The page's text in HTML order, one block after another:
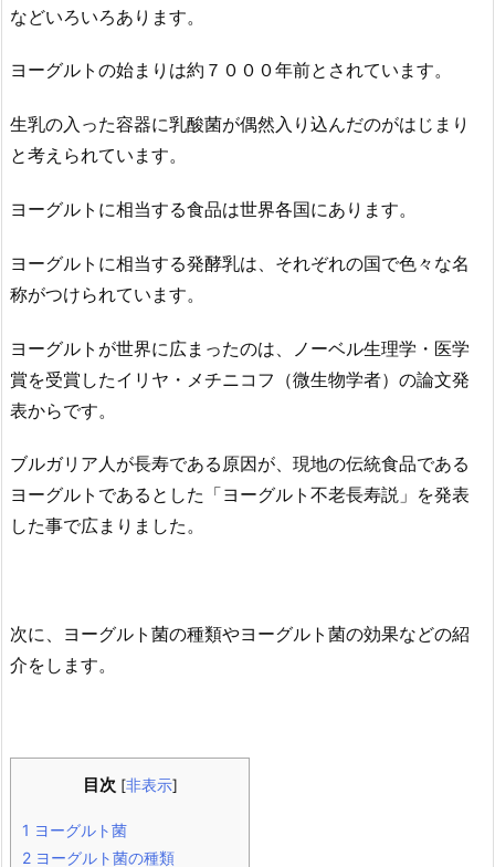
などいろいろあります。
ヨーグルトの始まりは約７０００年前とされています。
生乳の入った容器に乳酸菌が偶然入り込んだのがはじまり
と考えられています。
ヨーグルトに相当する食品は世界各国にあります。
ヨーグルトに相当する発酵乳は、それぞれの国で色々な名
称がつけられています。
ヨーグルトが世界に広まったのは、ノーベル生理学・医学
賞を受賞したイリヤ・メチニコフ（微生物学者）の論文発
表からです。
ブルガリア人が長寿である原因が、現地の伝統食品である
ヨーグルトであるとした「ヨーグルト不老長寿説」を発表
した事で広まりました。
次に、ヨーグルト菌の種類やヨーグルト菌の効果などの紹
介をします。
目次 [非表示]
1 ヨーグルト菌
2 ヨーグルト菌の種類